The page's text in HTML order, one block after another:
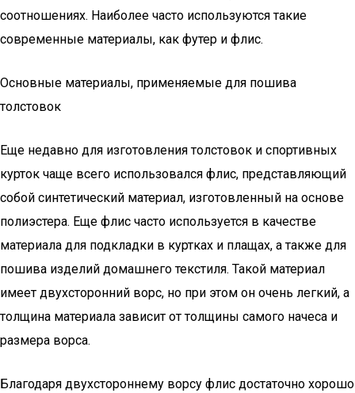
соотношениях. Наиболее часто используются такие
современные материалы, как футер и флис.
Основные материалы, применяемые для пошива
толстовок
Еще недавно для изготовления толстовок и спортивных
курток чаще всего использовался флис, представляющий
собой синтетический материал, изготовленный на основе
полиэстера. Еще флис часто используется в качестве
материала для подкладки в куртках и плащах, а также для
пошива изделий домашнего текстиля. Такой материал
имеет двухсторонний ворс, но при этом он очень легкий, а
толщина материала зависит от толщины самого начеса и
размера ворса.
Благодаря двухстороннему ворсу флис достаточно хорошо